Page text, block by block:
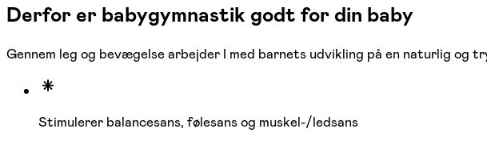
Derfor er babygymnastik godt for din baby
Gennem leg og bevægelse arbejder I med barnets udvikling på en naturlig og
Stimulerer balancesans, følesans og muskel-/ledsans